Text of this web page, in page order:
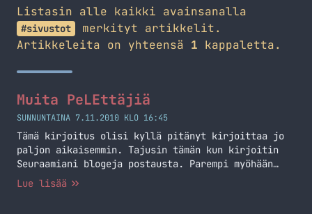
Listasin alle kaikki avainsanalla
#sivustot
merkityt artikkelit.
Artikkeleita on yhteensä 1 kappaletta.
Muita PeLEttäjiä
SUNNUNTAINA 7.11.2010 KLO 16:45
Tämä kirjoitus olisi kyllä pitänyt kirjoittaa jo
paljon aikaisemmin. Tajusin tämän kun kirjoitin
Seuraamiani blogeja postausta. Parempi myöhään
kuin ei milloinkaan! Olen nähnyt muitakin PeLEjä
Lue lisää